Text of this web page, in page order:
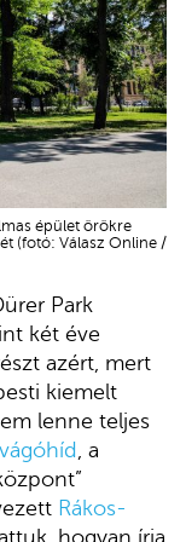
épület örökre
(fotó: Válasz Online /
Park
két éve
azért, mert
kiemelt
lenne teljes
, a
Rákos-
hogyan írja